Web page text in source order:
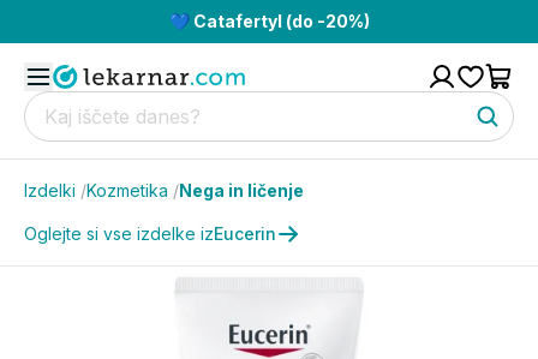
💙 Catafertyl (do -20%)
Izdelki /Kozmetika /Nega in ličenje
Oglejte si vse izdelke izEucerin